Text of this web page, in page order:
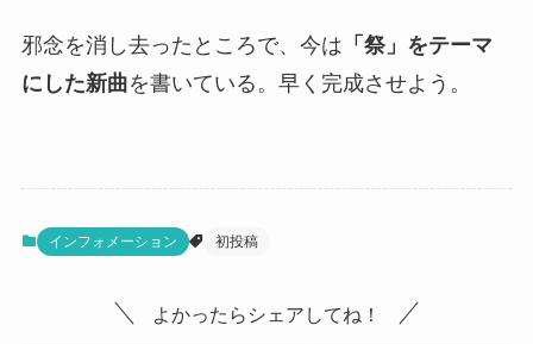
邪念を消し去ったところで、今は 「祭」をテーマ
にした新曲を書いている。早く完成させよう。
インフォメーション 初投稿
よかったらシェアしてね！